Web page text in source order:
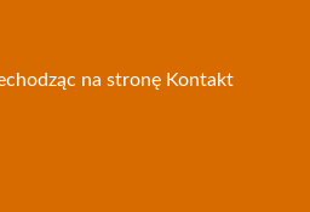
na stronę Kontakt